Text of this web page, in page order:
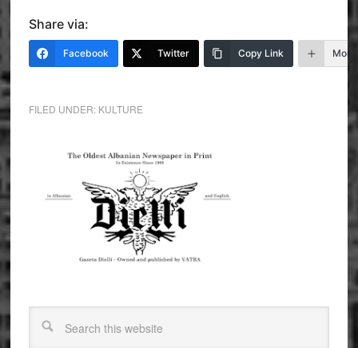
Share via:
Facebook Twitter Copy Link More
FILED UNDER: KULTURE